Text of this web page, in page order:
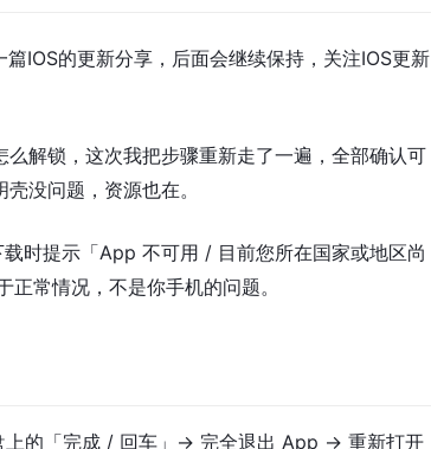
IOS的更新分享，后面会继续保持，关注IOS更新
解锁，这次我把步骤重新走了一遍，全部确认可
没问题，资源也在。
时提示「App 不可用 / 目前您所在国家或地区尚
常情况，不是你手机的问题。
的「完成 / 回车」→ 完全退出 App → 重新打开